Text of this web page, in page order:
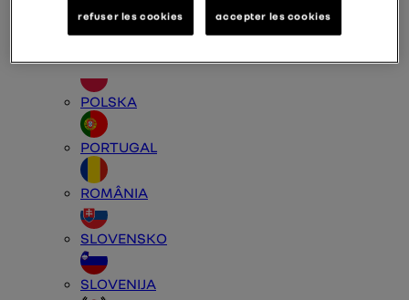
المغرب
POLSKA
PORTUGAL
ROMÂNIA
SLOVENSKO
SLOVENIJA
refuser les cookies accepter les cookies